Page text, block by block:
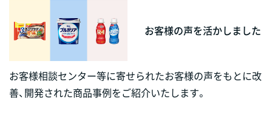
お客様の声を活かしました
お客様相談センター等に寄せられたお客様の声をもとに改
善、開発された商品事例をご紹介いたします。